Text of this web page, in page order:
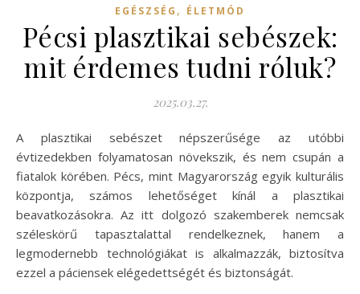
EGÉSZSÉG , ÉLETMÓD
Pécsi plasztikai sebészek:
mit érdemes tudni róluk?
2025.03.27.
A plasztikai sebészet népszerűsége az utóbbi
évtizedekben folyamatosan növekszik, és nem csupán a
fiatalok körében. Pécs, mint Magyarország egyik kulturális
központja, számos lehetőséget kínál a plasztikai
beavatkozásokra. Az itt dolgozó szakemberek nemcsak
széleskörű tapasztalattal rendelkeznek, hanem a
legmodernebb technológiákat is alkalmazzák, biztosítva
ezzel a páciensek elégedettségét és biztonságát.